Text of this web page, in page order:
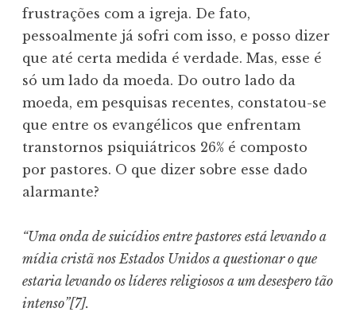
frustrações com a igreja. De fato,
pessoalmente já sofri com isso, e posso dizer
que até certa medida é verdade. Mas, esse é
só um lado da moeda. Do outro lado da
moeda, em pesquisas recentes, constatou-se
que entre os evangélicos que enfrentam
transtornos psiquiátricos 26% é composto
por pastores. O que dizer sobre esse dado
alarmante?
“Uma onda de suicídios entre pastores está levando a
mídia cristã nos Estados Unidos a questionar o que
estaria levando os líderes religiosos a um desespero tão
intenso”[7].